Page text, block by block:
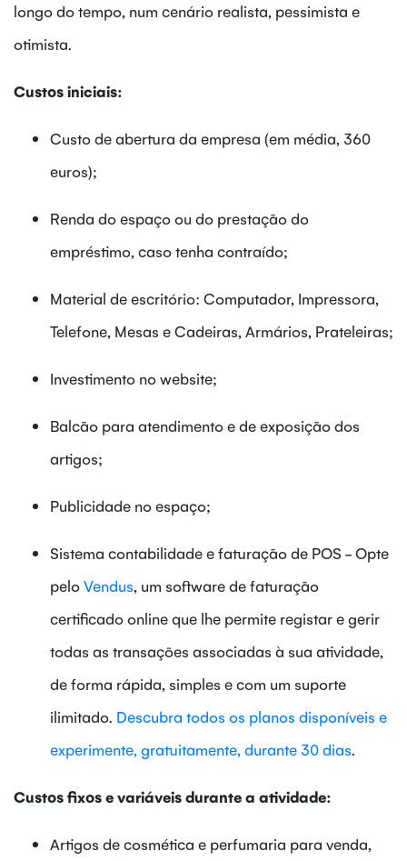
longo do tempo, num cenário realista, pessimista e
otimista.
Custos iniciais:
Custo de abertura da empresa (em média, 360
euros);
Renda do espaço ou do prestação do
empréstimo, caso tenha contraído;
Material de escritório: Computador, Impressora,
Telefone, Mesas e Cadeiras, Armários, Prateleiras;
Investimento no website;
Balcão para atendimento e de exposição dos
artigos;
Publicidade no espaço;
Sistema contabilidade e faturação de POS - Opte
peloVendus, um software de faturação
certificado online que lhe permite registar e gerir
todas as transações associadas à sua atividade,
de forma rápida, simples e com um suporte
ilimitado. Descubra todos os planos disponíveis e
experimente, gratuitamente, durante 30 dias.
Custos fixos e variáveis durante a atividade:
Artigos de cosmética e perfumaria para venda,